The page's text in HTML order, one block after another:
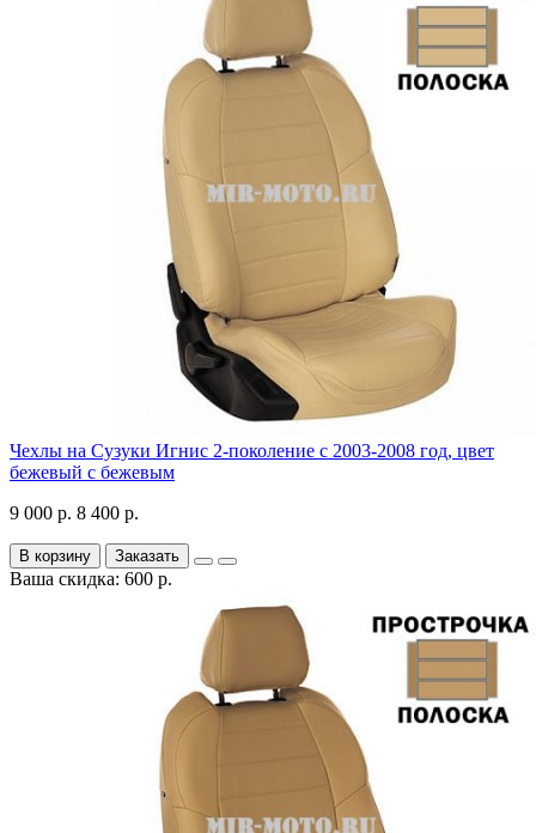
Чехлы на Сузуки Игнис 2-поколение с 2003-2008 год, цвет
бежевый с бежевым
9 000 р. 8 400 р.
В корзину Заказать
Ваша скидка: 600 р.